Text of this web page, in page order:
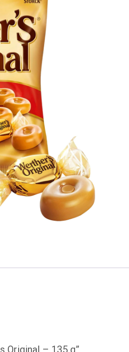
Original – 135 g”